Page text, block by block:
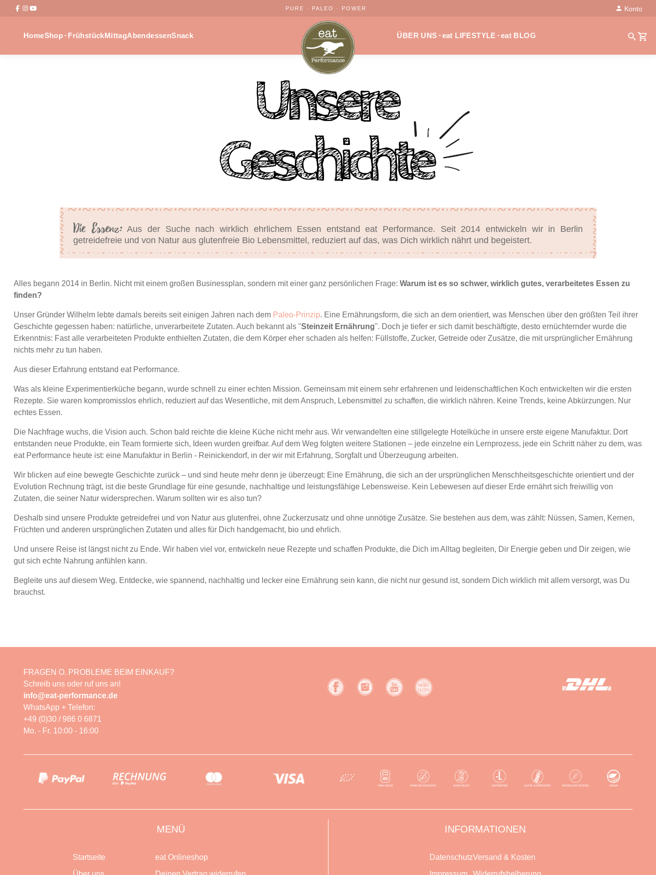
PURE · PALEO · POWER Konto
HomeShop FrühstückMittagAbendessenSnack ÜBER UNS eat LIFESTYLE eat BLOG
Die Essenz:Aus der Suche nach wirklich ehrlichem Essen entstand eat Performance. Seit 2014 entwickeln wir in Berlin
getreidefreie und von Natur aus glutenfreie Bio Lebensmittel, reduziert auf das, was Dich wirklich nährt und begeistert.
Alles begann 2014 in Berlin. Nicht mit einem großen Businessplan, sondern mit einer ganz persönlichen Frage: Warum ist es so schwer, wirklich gutes, verarbeitetes Essen zu
finden?
Unser Gründer Wilhelm lebte damals bereits seit einigen Jahren nach dem Paleo-Prinzip. Eine Ernährungsform, die sich an dem orientiert, was Menschen über den größten Teil ihrer
Geschichte gegessen haben: natürliche, unverarbeitete Zutaten. Auch bekannt als "Steinzeit Ernährung". Doch je tiefer er sich damit beschäftigte, desto ernüchternder wurde die
Erkenntnis: Fast alle verarbeiteten Produkte enthielten Zutaten, die dem Körper eher schaden als helfen: Füllstoffe, Zucker, Getreide oder Zusätze, die mit ursprünglicher Ernährung
nichts mehr zu tun haben.
Aus dieser Erfahrung entstand eat Performance.
Was als kleine Experimentierküche begann, wurde schnell zu einer echten Mission. Gemeinsam mit einem sehr erfahrenen und leidenschaftlichen Koch entwickelten wir die ersten
Rezepte. Sie waren kompromisslos ehrlich, reduziert auf das Wesentliche, mit dem Anspruch, Lebensmittel zu schaffen, die wirklich nähren. Keine Trends, keine Abkürzungen. Nur
echtes Essen.
Die Nachfrage wuchs, die Vision auch. Schon bald reichte die kleine Küche nicht mehr aus. Wir verwandelten eine stillgelegte Hotelküche in unsere erste eigene Manufaktur. Dort
entstanden neue Produkte, ein Team formierte sich, Ideen wurden greifbar. Auf dem Weg folgten weitere Stationen – jede einzelne ein Lernprozess, jede ein Schritt näher zu dem, was
eat Performance heute ist: eine Manufaktur in Berlin - Reinickendorf, in der wir mit Erfahrung, Sorgfalt und Überzeugung arbeiten.
Wir blicken auf eine bewegte Geschichte zurück – und sind heute mehr denn je überzeugt: Eine Ernährung, die sich an der ursprünglichen Menschheitsgeschichte orientiert und der
Evolution Rechnung trägt, ist die beste Grundlage für eine gesunde, nachhaltige und leistungsfähige Lebensweise. Kein Lebewesen auf dieser Erde ernährt sich freiwillig von
Zutaten, die seiner Natur widersprechen. Warum sollten wir es also tun?
Deshalb sind unsere Produkte getreidefrei und von Natur aus glutenfrei, ohne Zuckerzusatz und ohne unnötige Zusätze. Sie bestehen aus dem, was zählt: Nüssen, Samen, Kernen,
Früchten und anderen ursprünglichen Zutaten und alles für Dich handgemacht, bio und ehrlich.
Und unsere Reise ist längst nicht zu Ende. Wir haben viel vor, entwickeln neue Rezepte und schaffen Produkte, die Dich im Alltag begleiten, Dir Energie geben und Dir zeigen, wie
gut sich echte Nahrung anfühlen kann.
Begleite uns auf diesem Weg. Entdecke, wie spannend, nachhaltig und lecker eine Ernährung sein kann, die nicht nur gesund ist, sondern Dich wirklich mit allem versorgt, was Du
brauchst.
FRAGEN O. PROBLEME BEIM EINKAUF?
Schreib uns oder ruf uns an!
info@eat-performance.de
WhatsApp + Telefon:
+49 (0)30 / 986 0 6871
Mo. - Fr. 10:00 - 16:00
MENÜ
Startseite
eat Onlineshop
INFORMATIONEN
DatenschutzVersand & Kosten